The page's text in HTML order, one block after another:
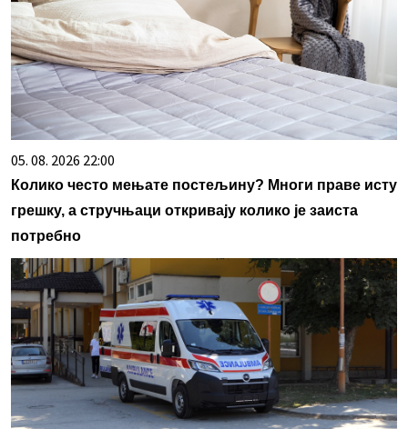
05. 08. 2026 22:00
Колико често мењате постељину? Многи праве исту
грешку, а стручњаци откривају колико је заиста
потребно